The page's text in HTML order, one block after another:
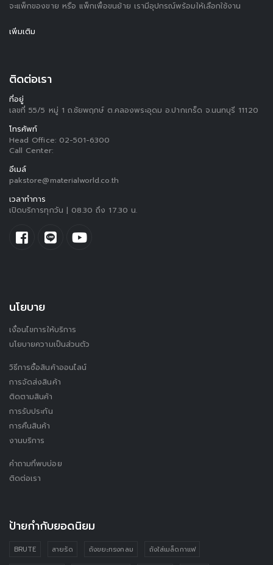
จะแพ็กของขาย หรือ แพ็กเพื่อขนย้าย เรามีอุปกรณ์พร้อมให้เลือกใช้งาน
เพิ่มเติม
ติดต่อเรา
ที่อยู่
เลขที่ 55/5 หมู่ 1 ถ.ชัยพฤกษ์ ต.คลองพระอุดม อ.ปากเกร็ด จ.นนทบุรี 11120
โทรศัพท์
Head Office: 02-501-6300
Call Center:
อีเมล์
pakstore@materialworld.co.th
เวลาทำการ
เปิดบริการทุกวัน | 08.30 ถึง 17.30 น.
นโยบาย
เงื่อนไขการให้บริการ
นโยบายความเป็นส่วนตัว
วิธีการซื้อสินค้าออนไลน์
การจัดส่งสินค้า
ติดตามสินค้า
การรับประกัน
การคืนสินค้า
งานบริการ
คำถามที่พบบ่อย
ติดต่อเรา
ป้ายกำกับยอดนิยม
BRUTE สายรัด ถังขยะทรงกลม ถังใส่เมล็ดกาแฟ